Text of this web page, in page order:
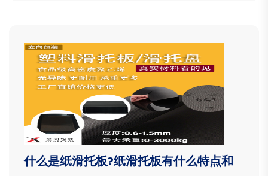
什么是纸滑托板?纸滑托板有什么特点和